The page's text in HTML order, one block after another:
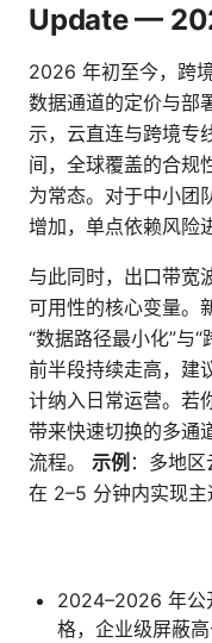
Update —
2026 年初至今，跨
数据通道的定价与部
示，云直连与跨境专
间，全球覆盖的合规
为常态。对于中小团
增加，单点依赖风险
与此同时，出口带宽
可用性的核心变量。
“数据路径最小化”与
前半段持续走高，建
计纳入日常运营。若
带来快速切换的多通
流程。 示例 ：多地
在 2–5 分钟内实现主
2024–2026 年公
格，企业级屏蔽高